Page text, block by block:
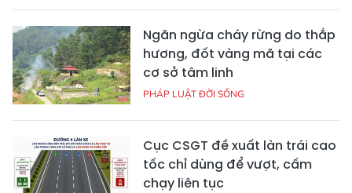
Ngăn ngừa cháy rừng do thắp
hương, đốt vàng mã tại các
cơ sở tâm linh
PHÁP LUẬT ĐỜI SỐNG
Cục CSGT đề xuất làn trái cao
tốc chỉ dùng để vượt, cấm
chạy liên tục